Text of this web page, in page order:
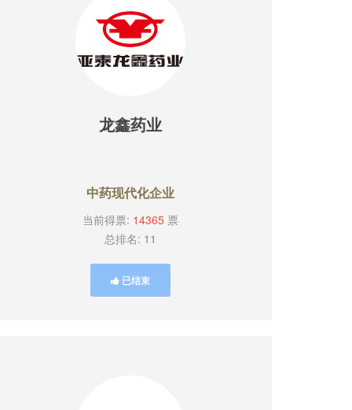
龙鑫药业
中药现代化企业
当前得票: 14365 票
总排名: 11
已结束